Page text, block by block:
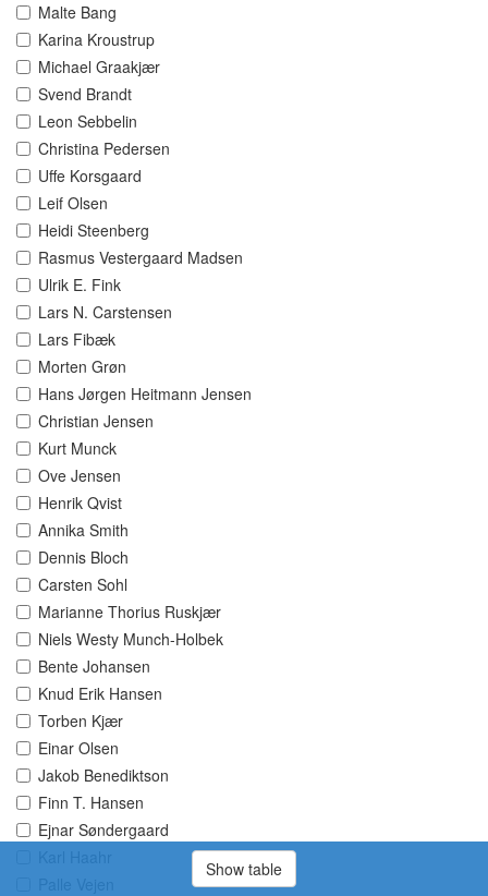
Malte Bang
Karina Kroustrup
Michael Graakjær
Svend Brandt
Leon Sebbelin
Christina Pedersen
Uffe Korsgaard
Leif Olsen
Heidi Steenberg
Rasmus Vestergaard Madsen
Ulrik E. Fink
Lars N. Carstensen
Lars Fibæk
Morten Grøn
Hans Jørgen Heitmann Jensen
Christian Jensen
Kurt Munck
Ove Jensen
Henrik Qvist
Annika Smith
Dennis Bloch
Carsten Sohl
Marianne Thorius Ruskjær
Niels Westy Munch-Holbek
Bente Johansen
Knud Erik Hansen
Torben Kjær
Einar Olsen
Jakob Benediktson
Finn T. Hansen
Ejnar Søndergaard
Show table